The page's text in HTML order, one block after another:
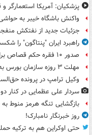
پزشکیان: آمریکا استعمارگر
واکنش باشگاه خیبر به
جزئیات جدید از نفتکش
راهبرد ایران "پنتاگون" را
صدور ۱۰ فقره حکم قصاص برای «کلثوم اکبری»
مهلت ۳ روزه سازمان بورس به هلدینگ خلیج فارس
وکیل ترامپ در پرونده
سردار علی عظمایی در کنار
بازگشایی تنگه هرمز منوط
روز خبرنگار نامبارک!
حتی اوکراین هم به ترکیه